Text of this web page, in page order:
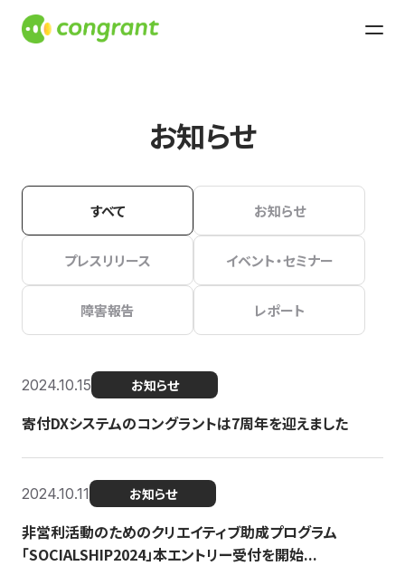
お知らせ
すべて お知らせ
プレスリリース イベント・セミナー
障害報告 レポート
2024.10.15 お知らせ
寄付DXシステムのコングラントは7周年を迎えました
2024.10.11 お知らせ
非営利活動のためのクリエイティブ助成プログラム
「SOCIALSHIP2024」本エントリー受付を開始...